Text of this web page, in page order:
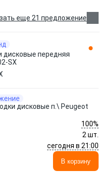
еще 21 предложение
дисковые передняя
SX
дисковые п.\ Peugeot
100%
2 шт.
сегодня в 21:00
В корзину